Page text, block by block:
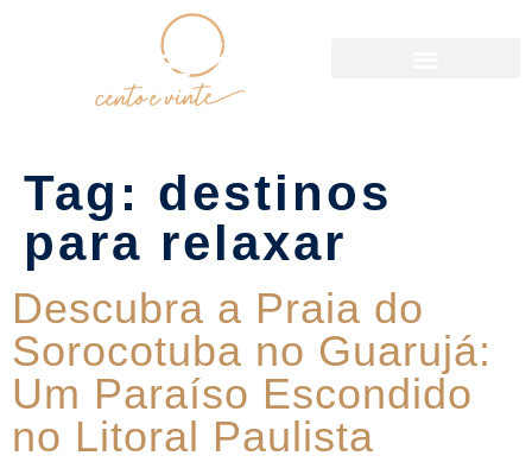
Tag: destinos
para relaxar
Descubra a Praia do
Sorocotuba no Guarujá:
Um Paraíso Escondido
no Litoral Paulista